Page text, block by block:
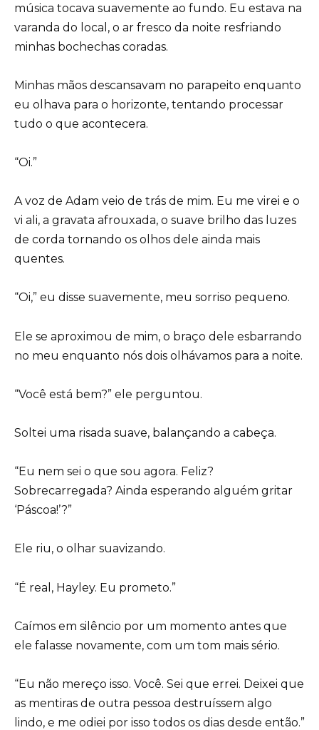
música tocava suavemente ao fundo. Eu estava na
varanda do local, o ar fresco da noite resfriando
minhas bochechas coradas.
Minhas mãos descansavam no parapeito enquanto
eu olhava para o horizonte, tentando processar
tudo o que acontecera.
“Oi.”
A voz de Adam veio de trás de mim. Eu me virei e o
vi ali, a gravata afrouxada, o suave brilho das luzes
de corda tornando os olhos dele ainda mais
quentes.
“Oi,” eu disse suavemente, meu sorriso pequeno.
Ele se aproximou de mim, o braço dele esbarrando
no meu enquanto nós dois olhávamos para a noite.
“Você está bem?” ele perguntou.
Soltei uma risada suave, balançando a cabeça.
“Eu nem sei o que sou agora. Feliz?
Sobrecarregada? Ainda esperando alguém gritar
‘Páscoa!’?”
Ele riu, o olhar suavizando.
“É real, Hayley. Eu prometo.”
Caímos em silêncio por um momento antes que
ele falasse novamente, com um tom mais sério.
“Eu não mereço isso. Você. Sei que errei. Deixei que
as mentiras de outra pessoa destruíssem algo
lindo, e me odiei por isso todos os dias desde então.”